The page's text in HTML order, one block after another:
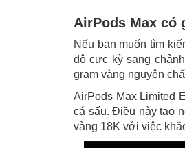
AirPods Max có
Nếu bạn muốn tìm
độ cực kỳ sang
gram vàng nguyên
AirPods Max Limited
cá sấu. Điều này tạo
vàng 18K với việc